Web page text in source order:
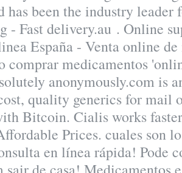
has been the industry leader
- Fast delivery.au . Online
España - Venta online
comprar medicamentos
anonymously.com is
quality generics for mail
Bitcoin. Cialis works
Prices. cuales son
en línea rápida! Pode